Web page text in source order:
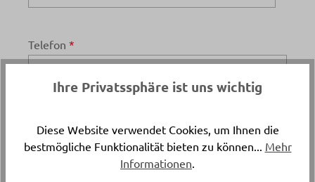
Telefon *
Ihre Privatssphäre ist uns wichtig
Diese Website verwendet Cookies, um Ihnen die
bestmögliche Funktionalität bieten zu können... Mehr
Informationen